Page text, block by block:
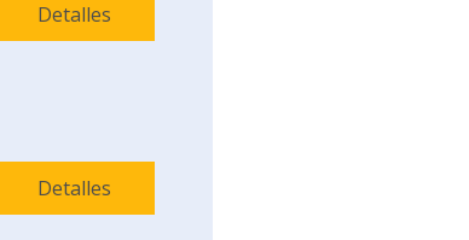
Detalles
Detalles